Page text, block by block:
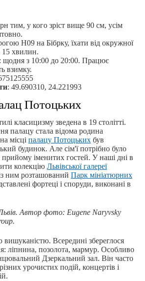
тим, у кого зріст вище 90 см, усім
Н09 на Бібрку, їхати від окружної
15 хвилин.
: щодня з 10:00 до 20:00. Працює
взимку.
: 49.690310, 24.221993
Потоцьких
класицизму зведена в 19 столітті.
палацу стала відома родина
місці палацу Потоцьких був
будинок. Але сім'ї потрібно було
іменитих гостей. У наші дні в
колекцію Львівської галереї
ним розташований Парк мініатюрних
фортеці і споруди, виконані в
Автор фото: Eugene Naryvsky
Всередині збереглося
ліпнина, позолота, мармур. Особливо
Дзеркальний зал. Він часто
урочистих подій, концертів і